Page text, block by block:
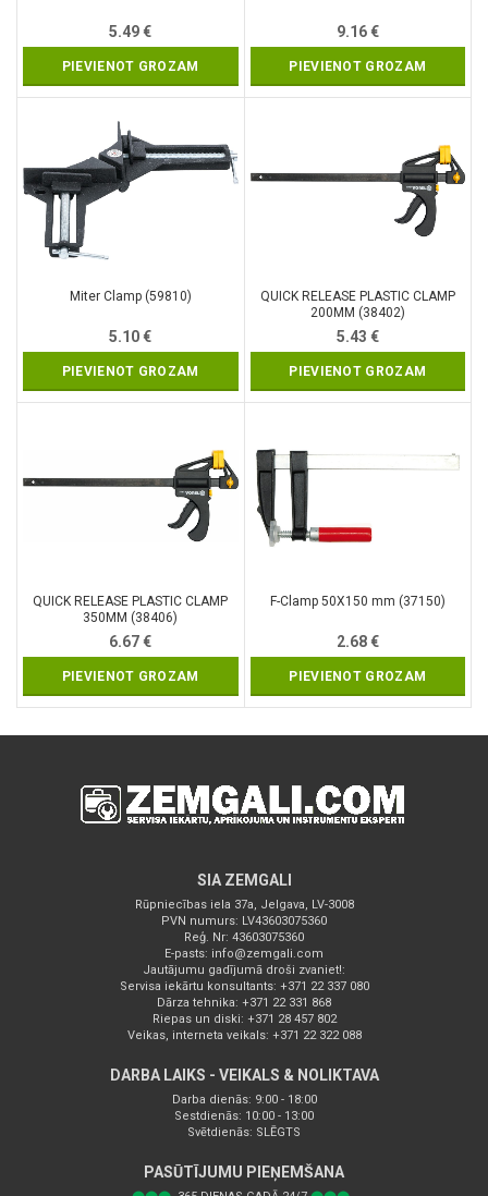
5.49€
PIEVIENOT GROZAM
9.16€
PIEVIENOT GROZAM
Miter Clamp (59810)
5.10€
PIEVIENOT GROZAM
QUICK RELEASE PLASTIC CLAMP
200MM (38402)
5.43 €
PIEVIENOT GROZAM
QUICK RELEASE PLASTIC CLAMP
350MM (38406)
6.67€
PIEVIENOT GROZAM
F-Clamp 50X150 mm (37150)
2.68€
PIEVIENOT GROZAM
SIA ZEMGALI
Rūpniecības iela 37a, Jelgava, LV-3008
PVN numurs: LV43603075360
Reģ. Nr: 43603075360
E-pasts: info@zemgali.com
Jautājumu gadījumā droši zvaniet!:
Servisa iekārtu konsultants: +371 22 337 080
Dārza tehnika: +371 22 331 868
Riepas un diski: +371 28 457 802
Veikas, interneta veikals: +371 22 322 088
DARBA LAIKS - VEIKALS & NOLIKTAVA
Darba dienās: 9:00 - 18:00
Sestdienās: 10:00 - 13:00
Svētdienās: SLĒGTS
PASŪTĪJUMU PIEŅEMŠANA